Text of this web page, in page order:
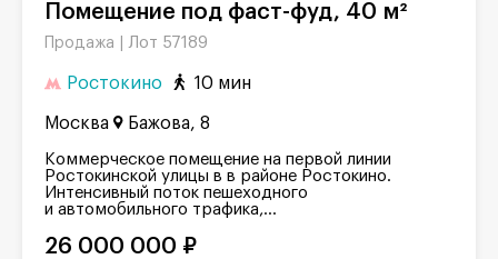
Помещение под фаст-фуд, 40 м²
Продажа | Лот 57189
Ростокино 10 мин
Москва Бажова, 8
Коммерческое помещение на первой линии
Ростокинской улицы в в районе Ростокино.
Интенсивный поток пешеходного
и автомобильного трафика,...
26 000 000 ₽